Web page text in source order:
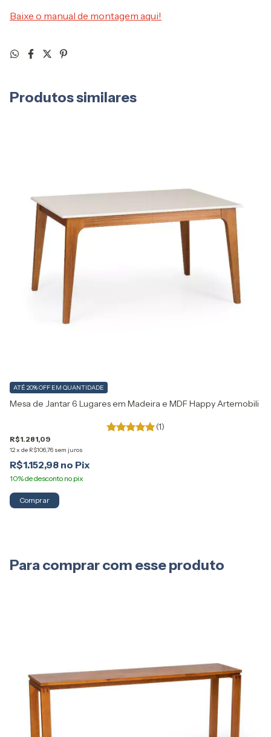
Baixe o manual de montagem aqui!
Produtos similares
Mesa de Jantar 6 Lugares em Madeira e MDF Happy Artemobili
(1)
R$1.281,09
12x de R$106,76 sem juros
ATÉ 20% OFF EM QUANTIDADE
R$1.152,98
Comprar
Para comprar com esse produto